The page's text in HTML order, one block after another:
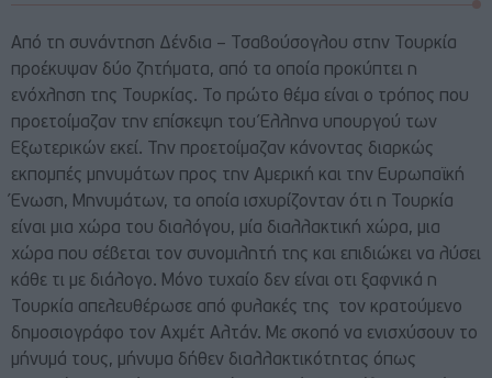
Από τη συνάντηση Δένδια – Τσαβούσογλου στην Τουρκία
προέκυψαν δύο ζητήματα, από τα οποία προκύπτει η
ενόχληση της Τουρκίας. Το πρώτο θέμα είναι ο τρόπος που
προετοίμαζαν την επίσκεψη του Έλληνα υπουργού των
Εξωτερικών εκεί. Την προετοίμαζαν κάνοντας διαρκώς
εκπομπές μηνυμάτων προς την Αμερική και την Ευρωπαϊκή
Ένωση, Μηνυμάτων, τα οποία ισχυρίζονταν ότι η Τουρκία
είναι μια χώρα του διαλόγου, μία διαλλακτική χώρα, μια
χώρα που σέβεται τον συνομιλητή της και επιδιώκει να λύσει
κάθε τι με διάλογο. Μόνο τυχαίο δεν είναι οτι ξαφνικά η
Τουρκία απελευθέρωσε από φυλακές της τον κρατούμενο
δημοσιογράφο τον Αχμέτ Αλτάν. Με σκοπό να ενισχύσουν το
μήνυμά τους, μήνυμα δήθεν διαλλακτικότητας όπως